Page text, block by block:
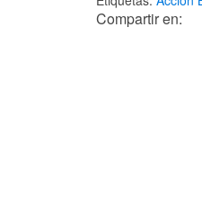
Compartir en: